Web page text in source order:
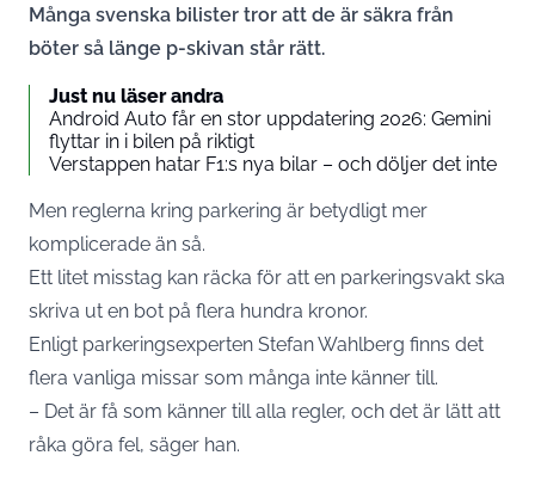
Många svenska bilister tror att de är säkra från
böter så länge p-skivan står rätt.
Just nu läser andra
Android Auto får en stor uppdatering 2026: Gemini
flyttar in i bilen på riktigt
Verstappen hatar F1:s nya bilar – och döljer det inte
Men reglerna kring parkering är betydligt mer
komplicerade än så.
Ett litet misstag kan räcka för att en parkeringsvakt ska
skriva ut en bot på flera hundra kronor.
Enligt parkeringsexperten Stefan Wahlberg finns det
flera vanliga missar som många inte känner till.
– Det är få som känner till alla regler, och det är lätt att
råka göra fel, säger han.